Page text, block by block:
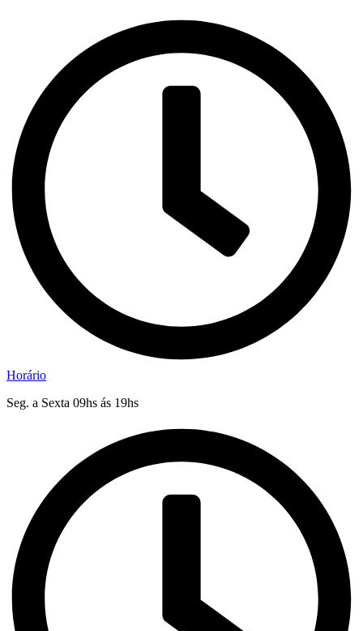
Horário
Seg. a Sexta 09hs ás 19hs